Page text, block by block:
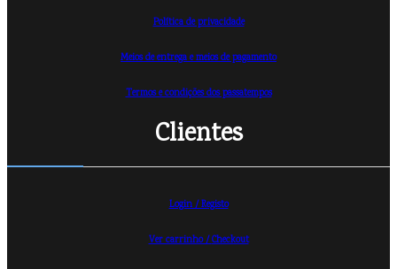
Política de privacidade
Meios de entrega e meios de pagamento
Termos e condições dos passatempos
Clientes
Login / Registo
Ver carrinho /Checkout